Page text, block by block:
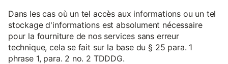
Dans les cas où un tel accès aux informations ou un tel
stockage d'informations est absolument nécessaire
pour la fourniture de nos services sans erreur
technique, cela se fait sur la base du § 25 para. 1
phrase 1, para. 2 no. 2 TDDDG.